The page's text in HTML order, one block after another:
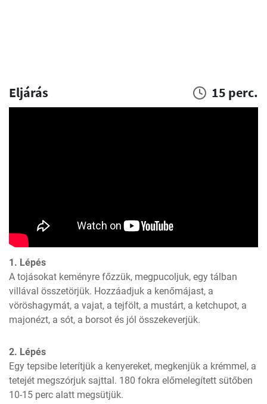
Eljárás 15 perc.
1. Lépés
A tojásokat keményre főzzük, megpucoljuk, egy tálban
villával összetörjük. Hozzáadjuk a kenőmájast, a
vöröshagymát, a vajat, a tejfölt, a mustárt, a ketchupot, a
majonézt, a sót, a borsot és jól összekeverjük.
2. Lépés
Egy tepsibe leterítjük a kenyereket, megkenjük a krémmel, a
tetejét megszórjuk sajttal. 180 fokra előmelegített sütőben
10-15 perc alatt megsütjük.